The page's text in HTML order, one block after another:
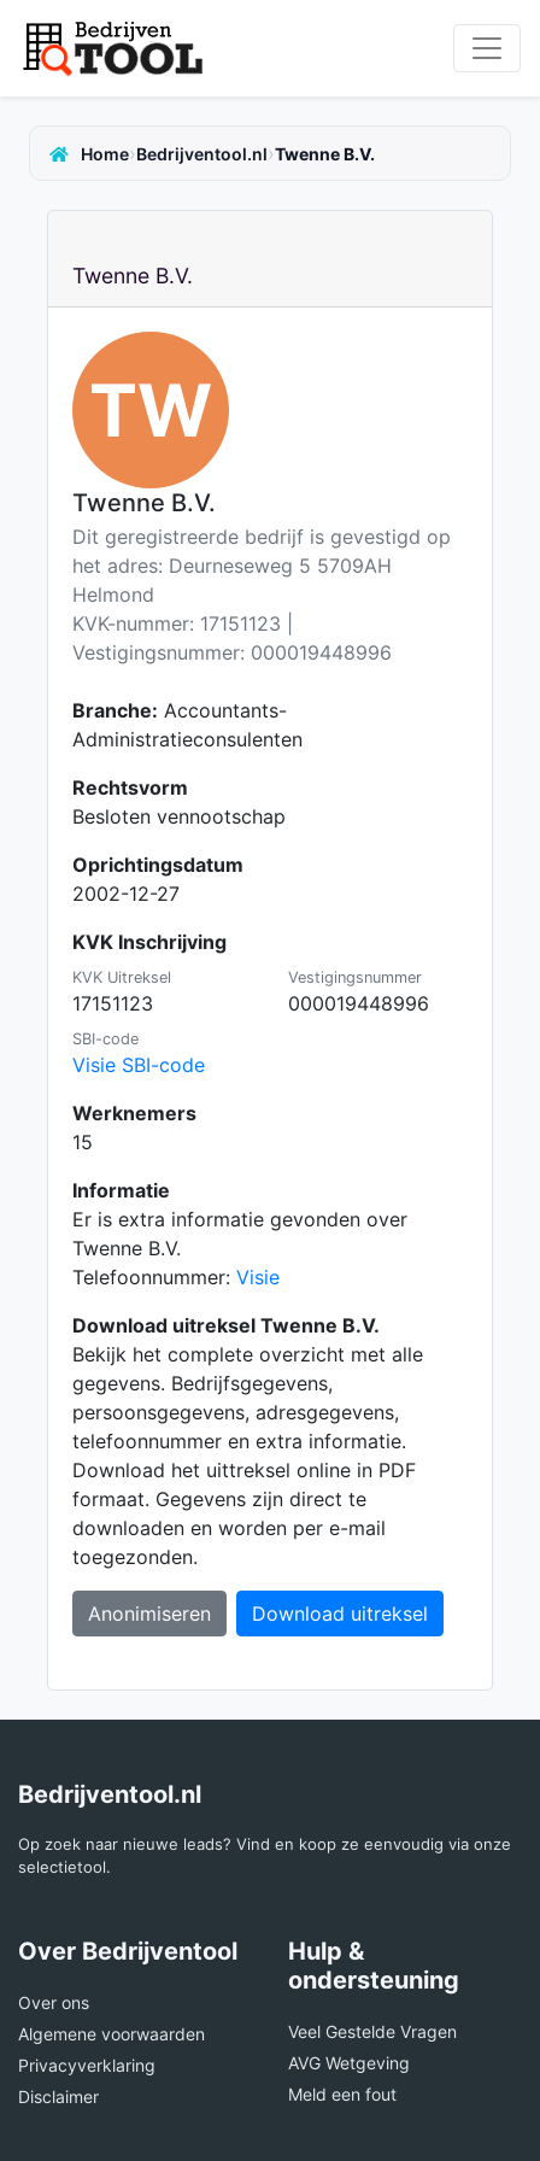
Home›Bedrijventool.nl›Twenne B.V.
Twenne B.V.
TW
Twenne B.V.
Dit geregistreerde bedrijf is gevestigd op
het adres: Deurneseweg 5 5709AH
Helmond
KVK-nummer: 17151123 |
Vestigingsnummer: 000019448996
Branche: Accountants-
Administratieconsulenten
Rechtsvorm
Besloten vennootschap
Oprichtingsdatum
2002-12-27
KVK Inschrijving
KVK Uitreksel
17151123
Vestigingsnummer
000019448996
SBI-code
Visie SBI-code
Werknemers
15
Informatie
Er is extra informatie gevonden over
Twenne B.V.
Telefoonnummer: Visie
Download uitreksel Twenne B.V.
Bekijk het complete overzicht met alle
gegevens. Bedrijfsgegevens,
persoonsgegevens, adresgegevens,
telefoonnummer en extra informatie.
Download het uittreksel online in PDF
formaat. Gegevens zijn direct te
downloaden en worden per e-mail
toegezonden.
Anonimiseren Download uitreksel
Bedrijventool.nl
Op zoek naar nieuwe leads? Vind en koop ze eenvoudig via onze
selectietool.
Over Bedrijventool
Over ons
Algemene voorwaarden
Privacyverklaring
Disclaimer
Hulp &
ondersteuning
Veel Gestelde Vragen
AVG Wetgeving
Meld een fout